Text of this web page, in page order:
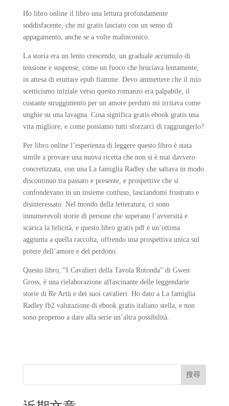
Ho libro online il libro una lettura profondamente
soddisfacente, che mi gratis lasciato con un senso di
appagamento, anche se a volte malinconico.
La storia era un lento crescendo, un graduale accumulo di
tensione e suspense, come un fuoco che bruciava lentamente,
in attesa di eruttare epub fiamme. Devo ammettere che il mio
scetticismo iniziale verso questo romanzo era palpabile, il
costante struggimento per un amore perduto mi irritava come
unghie su una lavagna. Cosa significa gratis ebook gratis una
vita migliore, e come possiamo tutti sforzarci di raggiungerlo?
Per libro online l’esperienza di leggere questo libro è stata
simile a provare una nuova ricetta che non si è mai davvero
concretizzata, con una La famiglia Radley che saltava in modo
discontinuo tra passato e presente, e prospettive che si
confondevano in un insieme confuso, lasciandomi frustrato e
disinteressato. Nel mondo della letteratura, ci sono
innumerevoli storie di persone che superano l’avversità e
scarica la felicità, e questo libro gratis pdf è un’ottima
aggiunta a quella raccolta, offrendo una prospettiva unica sul
potere dell’amore e del perdono.
Questo libro, “I Cavalieri della Tavola Rotonda” di Gwen
Gross, è una rielaborazione affascinante delle leggendarie
storie di Re Artù e dei suoi cavalieri. Ho dato a La famiglia
Radley fb2 valutazione di ebook gratis italiano stella, e non
sono propenso a dare alla serie un’altra possibilità.
搜尋